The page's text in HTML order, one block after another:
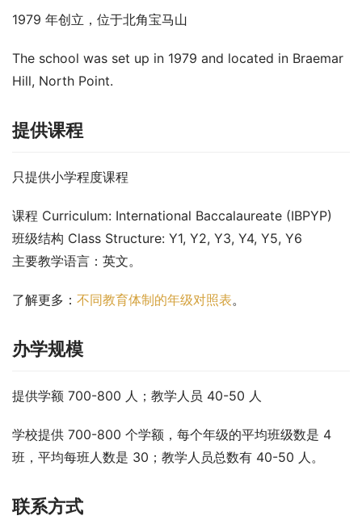
1979 年创立，位于北角宝马山
The school was set up in 1979 and located in Braemar
Hill, North Point.
提供课程
只提供小学程度课程
课程 Curriculum: International Baccalaureate (IBPYP)
班级结构 Class Structure: Y1, Y2, Y3, Y4, Y5, Y6
主要教学语言：英文。
了解更多 ： 不同教育体制的年级对照表。
办学规模
提供学额 700-800 人；教学人员 40-50 人
学校提供 700-800 个学额，每个年级的平均班级数是 4
班，平均每班人数是 30；教学人员总数有 40-50 人。
联系方式